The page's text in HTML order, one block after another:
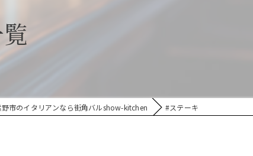
市のイタリアンなら街角バルshow-kitchen #ステーキ